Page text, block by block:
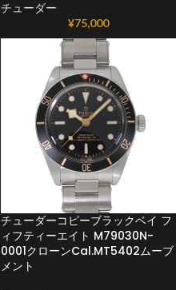
チューダー
¥75,000
チューダーコピーブラックベイ フ
ィフティーエイト M79030N-
0001クローンCal.MT5402ムーブ
メント